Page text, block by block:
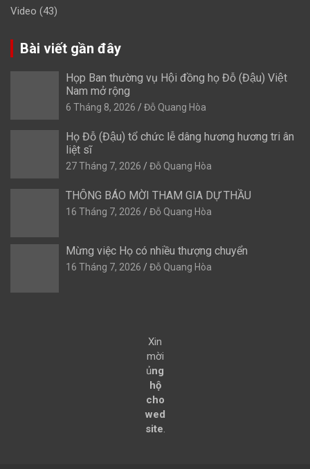
Video (43)
Bài viết gần đây
Họp Ban thường vụ Hội đồng họ Đỗ (Đậu) Việt
Nam mở rộng
6 Tháng 8, 2026 Đỗ Quang Hòa
Họ Đỗ (Đậu) tổ chức lễ dâng hương hương tri ân
liệt sĩ
27 Tháng 7, 2026 Đỗ Quang Hòa
THÔNG BÁO MỜI THAM GIA DỰ THẦU
16 Tháng 7, 2026 Đỗ Quang Hòa
Mừng việc Họ có nhiều thượng chuyển
16 Tháng 7, 2026 Đỗ Quang Hòa
Xin
mời
ủng
hộ
cho
wed
site.